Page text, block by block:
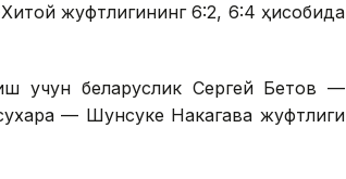
жуфтлигининг 6:2, 6:4 ҳисобида
учун беларуслик Сергей Бетов —
— Шунсуке Накагава жуфтлиги